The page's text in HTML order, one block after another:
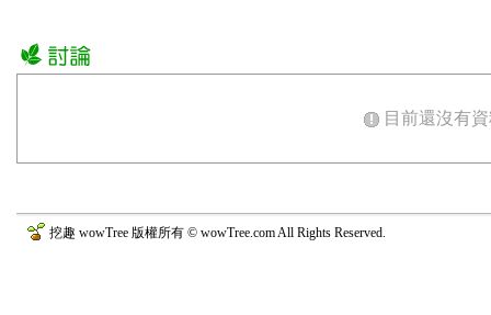
目前還沒有
挖趣 wowTree 版權所有 © wowTree.com All Rights Reserved.